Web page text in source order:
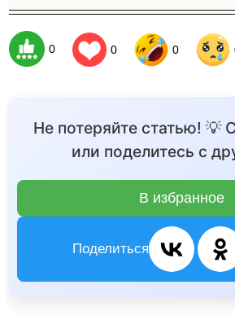
0 0 0
Не потеряйте статью! 💡
или поделитесь с
В избранное
Поделиться